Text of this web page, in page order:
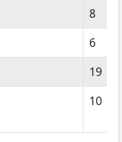
8
6
19
10